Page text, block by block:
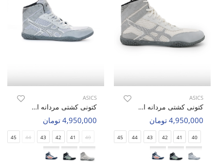
ASICS
کتونی کشتی مردانه اسیکس Asics Force Step M
4,950,000 تومان
40
41
42
43
44
45
ASICS
کتونی کشتی مردانه اسیکس Asics Force Step M
4,950,000 تومان
40
41
42
43
44
45